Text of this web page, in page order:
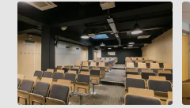
Amphithéâtre